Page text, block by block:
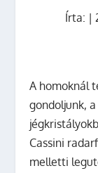
Írta: |
A homoknál
gondoljunk,
Cassini
melletti